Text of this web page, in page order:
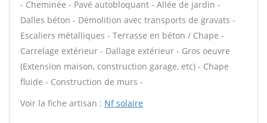
- Cheminée - Pavé autobloquant - Allée de jardin -
Dalles béton - Démolition avec transports de gravats -
Escaliers métalliques - Terrasse en béton / Chape -
Carrelage extérieur - Dallage extérieur - Gros oeuvre
(Extension maison, construction garage, etc) - Chape
fluide - Construction de murs -
Voir la fiche artisan : Nf solaire